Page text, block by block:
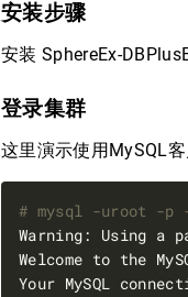
安装步骤
安装 SphereEx-
登录集群
这里演示使用MySQL客
# mysql -uroot -p -
Welcome to the
Your MySQL